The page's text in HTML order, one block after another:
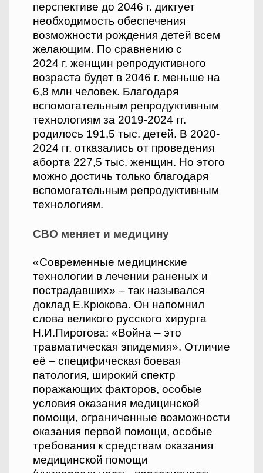
перспективе до 2046 г. диктует
необходимость обеспечения
возможности рождения детей всем
желающим. По сравнению с
2024 г. женщин репродуктивного
возраста будет в 2046 г. меньше на
6,8 млн человек. Благодаря
вспомогательным репродуктивным
технологиям за 2019-2024 гг.
родилось 191,5 тыс. детей. В 2020-
2024 гг. отказались от проведения
аборта 227,5 тыс. женщин. Но этого
можно достичь только благодаря
вспомогательным репродуктивным
технологиям.
СВО меняет и медицину
«Современные медицинские
технологии в лечении раненых и
пострадавших» – так назывался
доклад Е.Крюкова. Он напомнил
слова великого русского хирурга
Н.И.Пирогова: «Война – это
травматическая эпидемия». Отличие
её – специфическая боевая
патология, широкий спектр
поражающих факторов, особые
условия оказания медицинской
помощи, ограниченные возможности
оказания первой помощи, особые
требования к средствам оказания
медицинской помощи